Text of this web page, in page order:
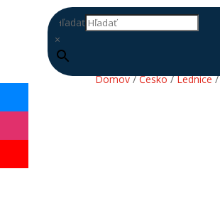
Hľadať
×
Domov/Česko/Lednice/